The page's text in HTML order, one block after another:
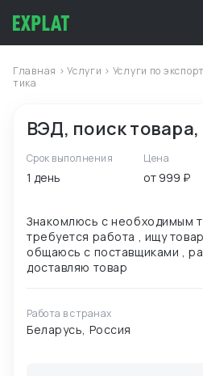
Главная >Услуги > Услуги по
тика
ВЭД, поиск
Срок выполнения
1 день
Цена
от 999 ₽
Знакомлюсь с необходимым
требуется работа , ищу
общаюсь с поставщиками ,
Работа в странах
Беларусь, Россия